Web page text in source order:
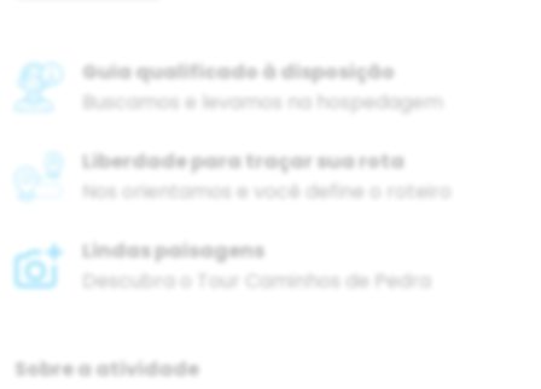
Guia qualificado à disposição
Buscamos e levamos na hospedagem
Liberdade para traçar sua rota
Nos orientamos e você define o roteiro
Lindas paisagens
Descubra o Tour Caminhos de Pedra
Sobre a atividade